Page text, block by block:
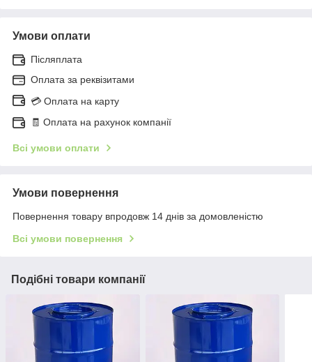
Умови оплати
Післяплата
Оплата за реквізитами
💳 Оплата на карту
🧾 Оплата на рахунок компанії
Всі умови оплати
Умови повернення
Повернення товару впродовж 14 днів за домовленістю
Всі умови повернення
Подібні товари компанії